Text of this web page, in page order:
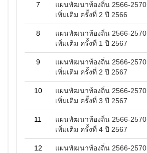
7
แผนพัฒนาท้องถิ่น 2566-2570
เพิ่มเติม ครั้งที่ 2 ปี 2566
8
แผนพัฒนาท้องถิ่น 2566-2570
เพิ่มเติม ครั้งที่ 1 ปี 2567
9
แผนพัฒนาท้องถิ่น 2566-2570
เพิ่มเติม ครั้งที่ 2 ปี 2567
10
แผนพัฒนาท้องถิ่น 2566-2570
เพิ่มเติม ครั้งที่ 3 ปี 2567
11
แผนพัฒนาท้องถิ่น 2566-2570
เพิ่มเติม ครั้งที่ 4 ปี 2567
12
แผนพัฒนาท้องถิ่น 2566-2570